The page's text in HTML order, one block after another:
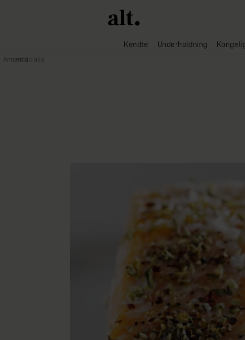
Kendte Underholdning
Annonce